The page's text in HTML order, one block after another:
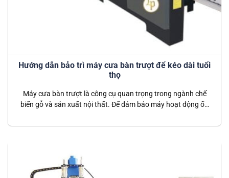
Hướng dẫn bảo trì máy cưa bàn trượt để kéo dài tuổi
thọ
Máy cưa bàn trượt là công cụ quan trọng trong ngành chế
biến gỗ và sản xuất nội thất. Để đảm bảo máy hoạt động ổn
thiết. Bài viết này sẽ hướng dẫn chi tiết cách bảo trì máy